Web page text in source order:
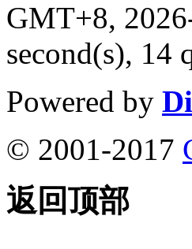
GMT+8,
second(s), 14
Powered by
© 2001-2017
返回顶部